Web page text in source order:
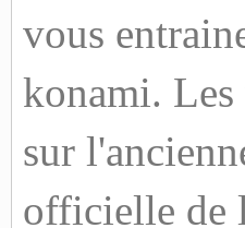
vous
konami. Les
sur
officielle de